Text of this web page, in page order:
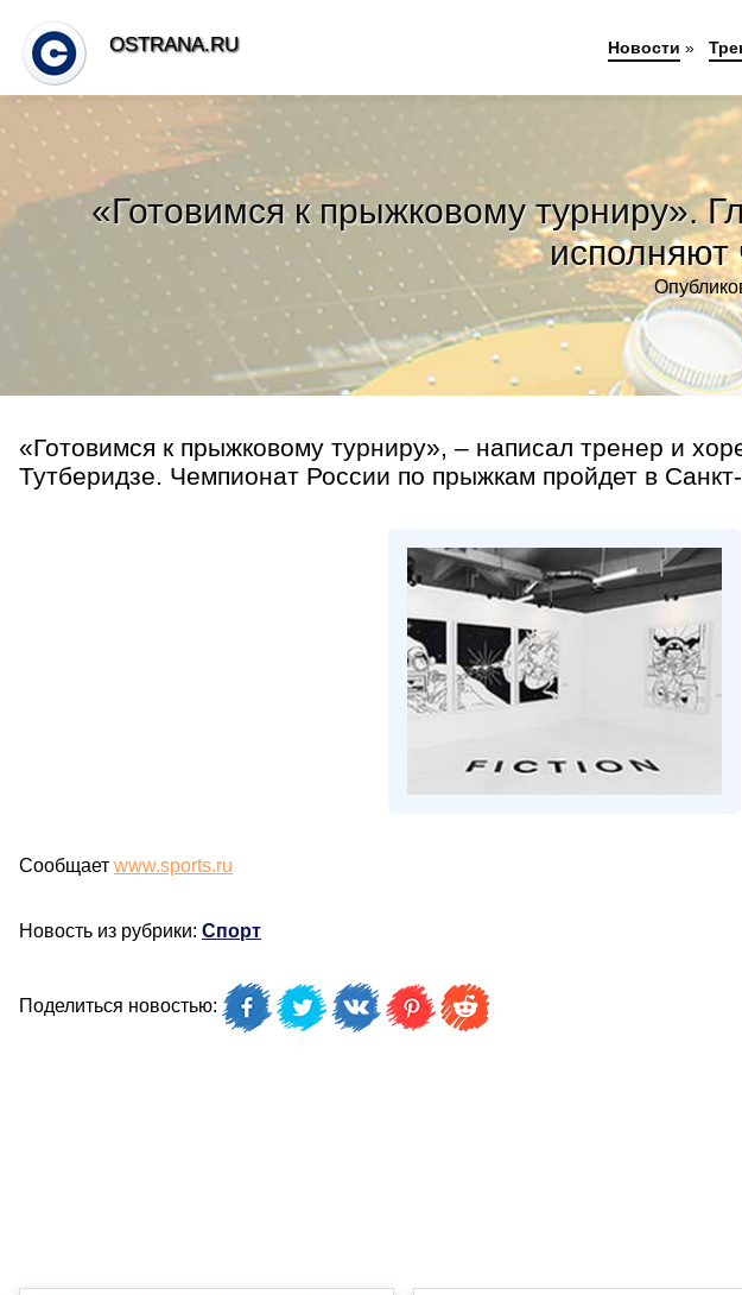
«Готовимся к прыжковому турниру».
исполняют
«Готовимся к прыжковому турниру», – написал тренер и
Тутберидзе. Чемпионат России по прыжкам пройдет в
Сообщает www.sports.ru
Новость из рубрики: Спорт
Поделиться новостью:
OSTRANA.RU Новости »